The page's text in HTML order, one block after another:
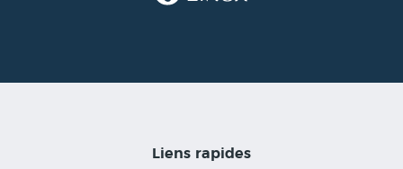
Liens rapides